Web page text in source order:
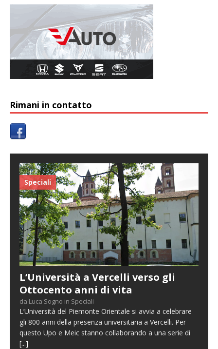
Rimani in contatto
Speciali
L’Università a Vercelli verso gli
Ottocento anni di vita
da Luca Sogno in Speciali
L’Università del Piemonte Orientale si avvia a celebrare
gli 800 anni della presenza universitaria a Vercelli. Per
questo Upo e Meic stanno collaborando a una serie di
[...]